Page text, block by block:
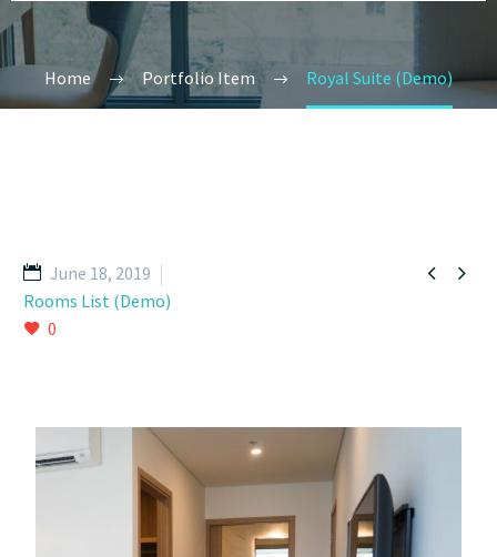
Home Portfolio Item Royal Suite (Demo)
 
June 18, 2019
Rooms List (Demo)
0